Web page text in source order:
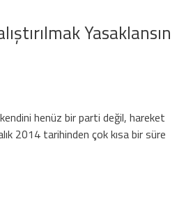
Yasaklansın
kendini henüz bir parti değil, hareket
2014 tarihinden çok kısa bir süre